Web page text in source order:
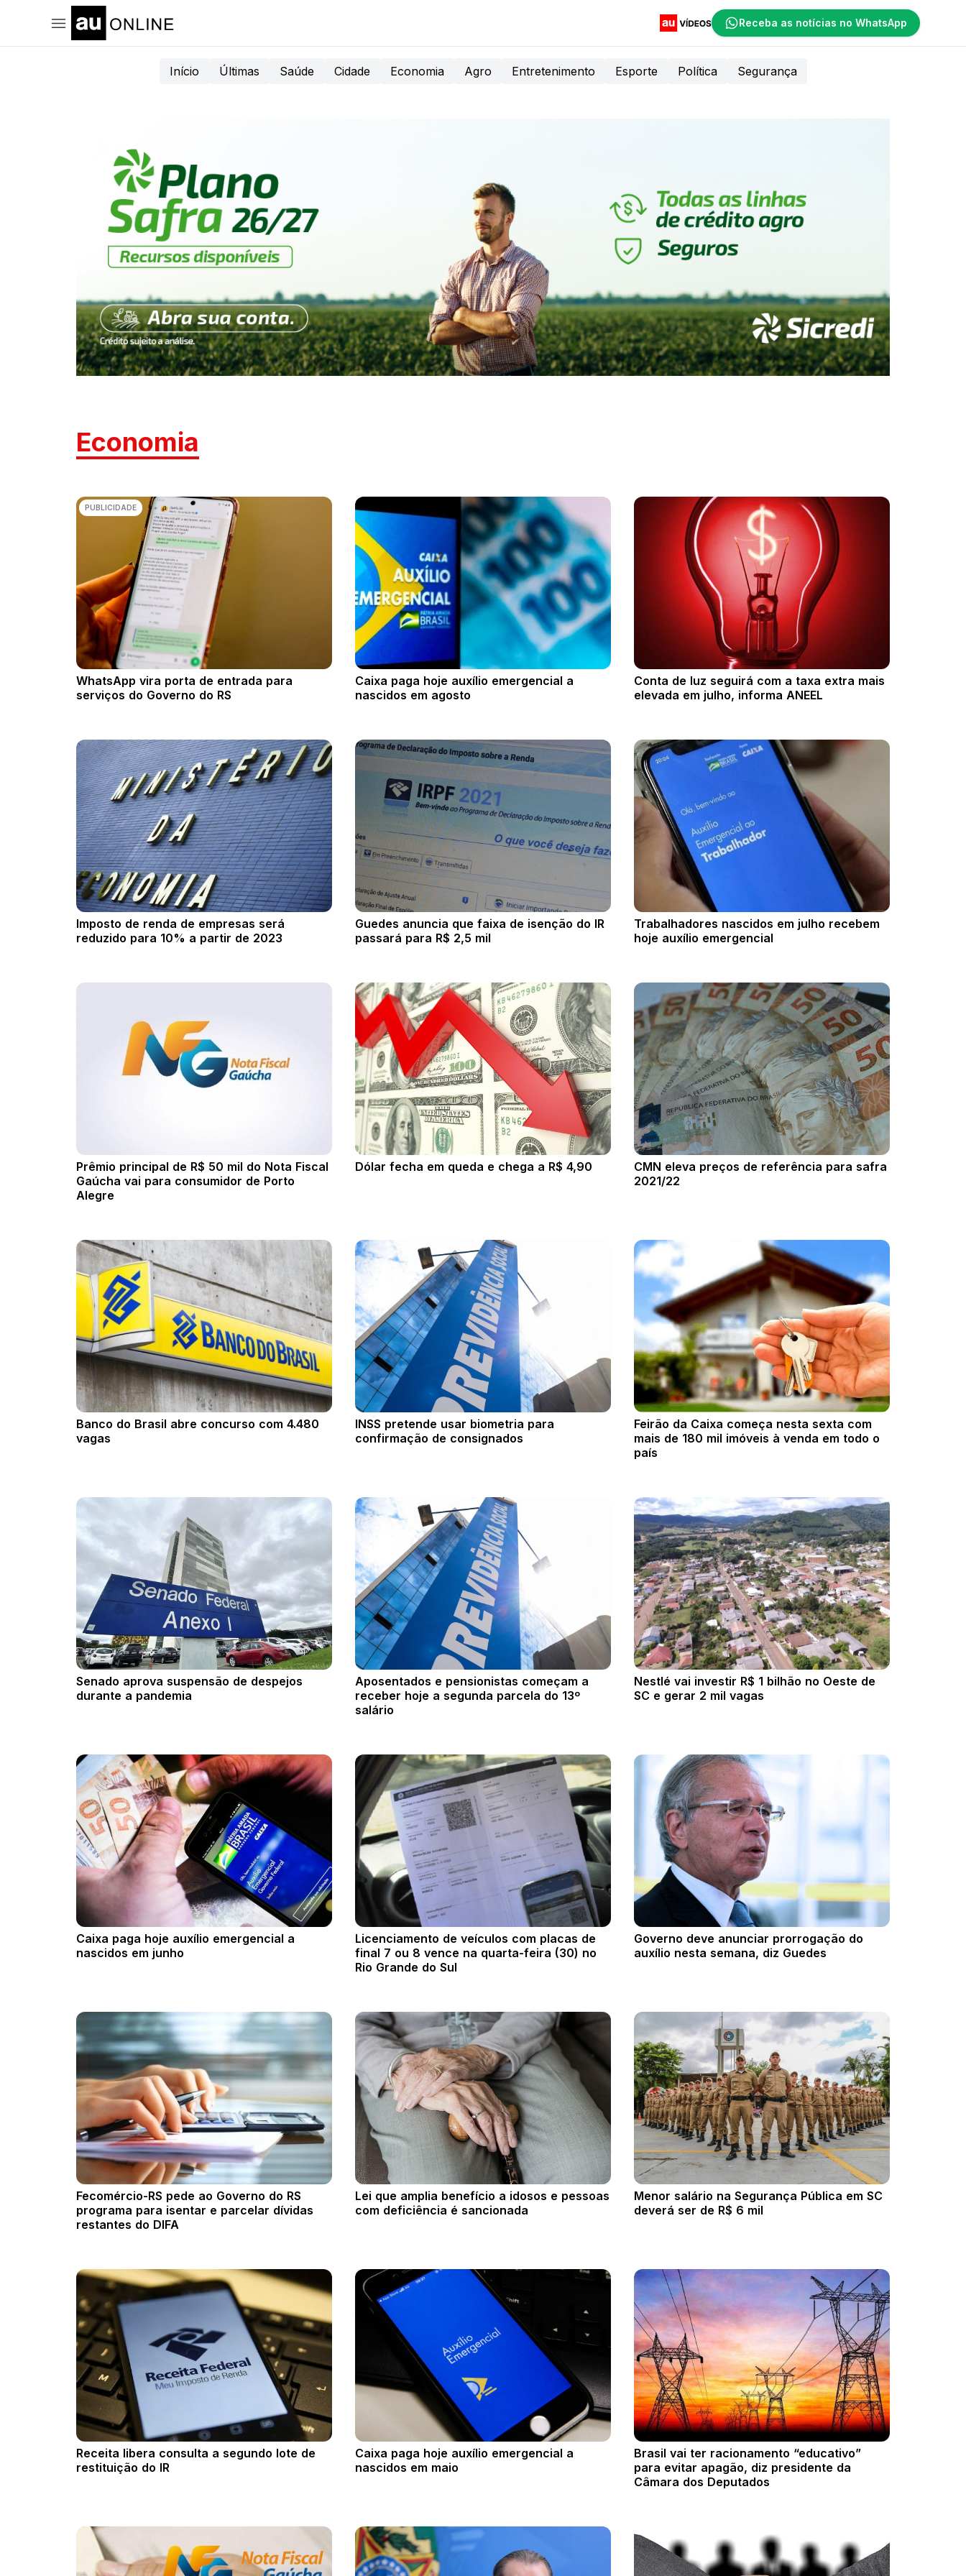
Receba as notícias no WhatsApp
Início Últimas Saúde Cidade Economia Agro Entretenimento Esporte Política Segurança
Economia
PUBLICIDADE
WhatsApp vira porta de entrada para
serviços do Governo do RS
Caixa paga hoje auxílio emergencial a
nascidos em agosto
Conta de luz seguirá com a taxa extra mais
elevada em julho, informa ANEEL
Imposto de renda de empresas será
reduzido para 10% a partir de 2023
Guedes anuncia que faixa de isenção do IR
passará para R$ 2,5 mil
Trabalhadores nascidos em julho recebem
hoje auxílio emergencial
Prêmio principal de R$ 50 mil do Nota Fiscal
Gaúcha vai para consumidor de Porto
Alegre
Dólar fecha em queda e chega a R$ 4,90
CMN eleva preços de referência para safra
2021/22
Banco do Brasil abre concurso com 4.480
vagas
INSS pretende usar biometria para
confirmação de consignados
Feirão da Caixa começa nesta sexta com
mais de 180 mil imóveis à venda em todo o
país
Senado aprova suspensão de despejos
durante a pandemia
Aposentados e pensionistas começam a
receber hoje a segunda parcela do 13º
salário
Nestlé vai investir R$ 1 bilhão no Oeste de
SC e gerar 2 mil vagas
Caixa paga hoje auxílio emergencial a
nascidos em junho
Licenciamento de veículos com placas de
final 7 ou 8 vence na quarta-feira (30) no
Rio Grande do Sul
Governo deve anunciar prorrogação do
auxílio nesta semana, diz Guedes
Fecomércio-RS pede ao Governo do RS
programa para isentar e parcelar dívidas
restantes do DIFA
Lei que amplia benefício a idosos e pessoas
com deficiência é sancionada
Menor salário na Segurança Pública em SC
deverá ser de R$ 6 mil
Receita libera consulta a segundo lote de
restituição do IR
Caixa paga hoje auxílio emergencial a
nascidos em maio
Brasil vai ter racionamento “educativo”
para evitar apagão, diz presidente da
Câmara dos Deputados